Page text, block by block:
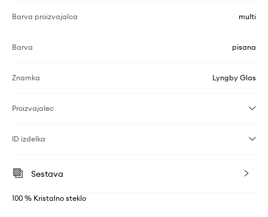
Barva proizvajalca multi
Barva pisana
Znamka Lyngby Glas
Proizvajalec
ID izdelka
Sestava
100 % Kristalno steklo